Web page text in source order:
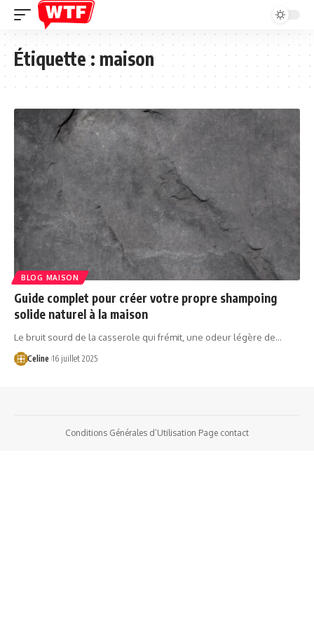
Étiquette :maison
BLOG MAISON
Guide complet pour créer votre propre shampoing
solide naturel à la maison
Le bruit sourd de la casserole qui frémit, une odeur légère de…
Celine 16 juillet 2025
Conditions Générales d’Utilisation Page contact